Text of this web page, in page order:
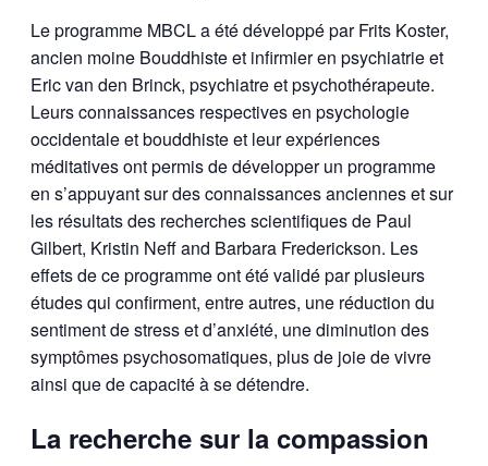
Le programme MBCL a été développé par Frits Koster,
ancien moine Bouddhiste et infirmier en psychiatrie et
Eric van den Brinck, psychiatre et psychothérapeute.
Leurs connaissances respectives en psychologie
occidentale et bouddhiste et leur expériences
méditatives ont permis de développer un programme
en s’appuyant sur des connaissances anciennes et sur
les résultats des recherches scientifiques de Paul
Gilbert, Kristin Neff and Barbara Frederickson. Les
effets de ce programme ont été validé par plusieurs
études qui confirment, entre autres, une réduction du
sentiment de stress et d’anxiété, une diminution des
symptômes psychosomatiques, plus de joie de vivre
ainsi que de capacité à se détendre.
La recherche sur la compassion